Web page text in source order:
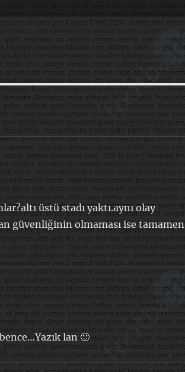
üstü stadı yaktı.aynı olay
güvenliğinin olmaması ise tamamen
lan 🙂